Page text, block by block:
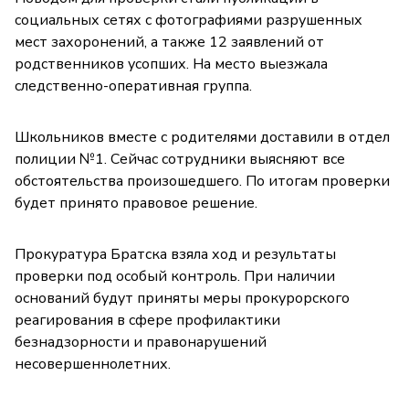
социальных сетях с фотографиями разрушенных
мест захоронений, а также 12 заявлений от
родственников усопших. На место выезжала
следственно-оперативная группа.
Школьников вместе с родителями доставили в отдел
полиции №1. Сейчас сотрудники выясняют все
обстоятельства произошедшего. По итогам проверки
будет принято правовое решение.
Прокуратура Братска взяла ход и результаты
проверки под особый контроль. При наличии
оснований будут приняты меры прокурорского
реагирования в сфере профилактики
безнадзорности и правонарушений
несовершеннолетних.